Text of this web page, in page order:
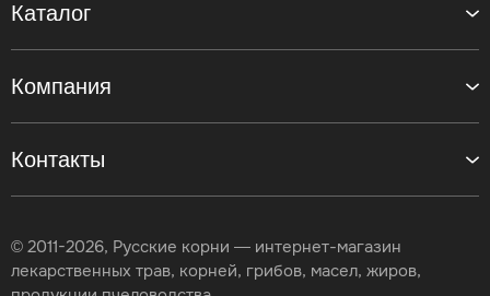
Контакты
Каталог
Компания
© 2011-2026, Русские корни — интернет-магазин
лекарственных трав, корней, грибов, масел, жиров,